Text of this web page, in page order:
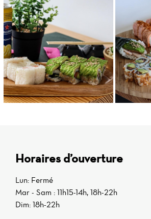
Horaires d’ouverture
Lun: Fermé
Mar - Sam : 11h15-14h, 18h-22h
Dim: 18h-22h